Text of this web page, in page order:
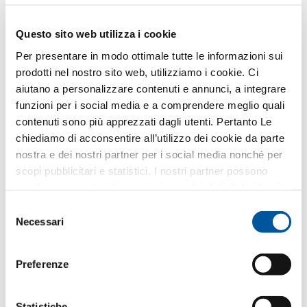
Questo sito web utilizza i cookie
Per presentare in modo ottimale tutte le informazioni sui
prodotti nel nostro sito web, utilizziamo i cookie. Ci
aiutano a personalizzare contenuti e annunci, a integrare
funzioni per i social media e a comprendere meglio quali
contenuti sono più apprezzati dagli utenti. Pertanto Le
chiediamo di acconsentire all’utilizzo dei cookie da parte
nostra e dei nostri partner per i social media nonché per
scopi pubblicitari e statistici. I nostri partner possono
delNecessari
Preferenze
Nottolini di chiusura a fungo
Standard di sicurezza all’avanguardia e
materiali di qualità.
Numerose dotazioni aggiuntive.